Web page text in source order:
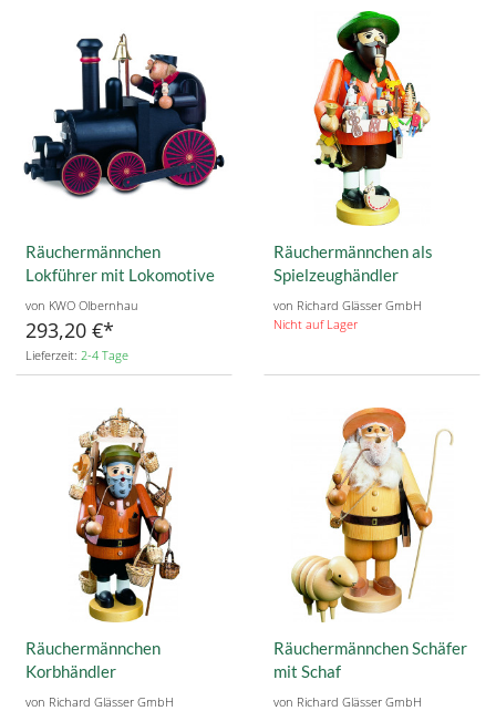
Räuchermännchen
Lokführer mit Lokomotive
von KWO Olbernhau
293,20 €
Lieferzeit: 2-4 Tage
Räuchermännchen als
Spielzeughändler
von Richard Glässer GmbH
Nicht auf Lager
Räuchermännchen
Korbhändler
von Richard Glässer GmbH
Räuchermännchen Schäfer
mit Schaf
von Richard Glässer GmbH